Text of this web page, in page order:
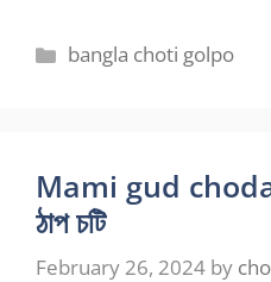
Categories
bangla choti golpo
Mami gud choda
ঠাপ চটি
February 26, 2024 by